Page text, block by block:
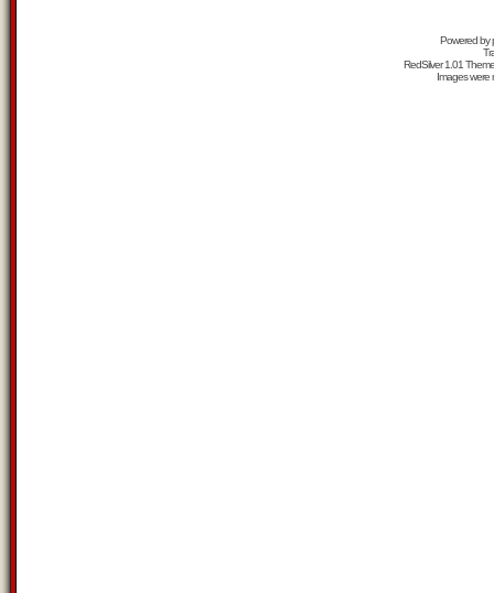
Powered by
RedSilver 1.01
Images were